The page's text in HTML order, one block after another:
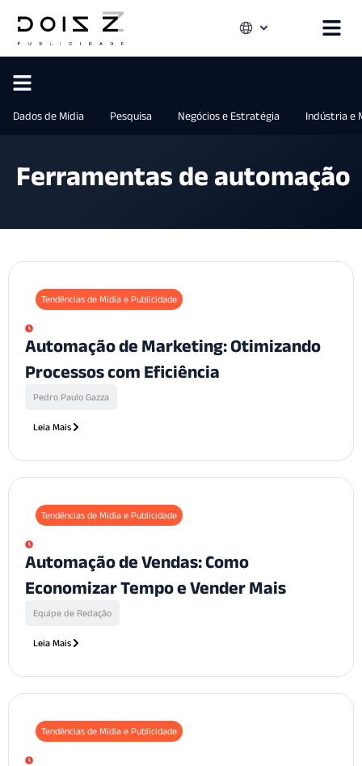
Dados de Mídia Pesquisa Negócios e Estratégia Indústria e
Ferramentas de automação
Tendências de Mídia e Publicidade
Automação de Marketing: Otimizando
Processos com Eficiência
Pedro Paulo Gazza
Leia Mais
Tendências de Mídia e Publicidade
Automação de Vendas: Como
Economizar Tempo e Vender Mais
Equipe de Redação
Leia Mais
Tendências de Mídia e Publicidade